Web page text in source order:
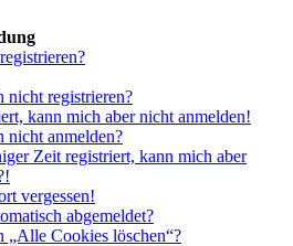
nicht registrieren?
kann mich aber nicht anmelden!
nicht anmelden?
Zeit registriert, kann mich aber
vergessen!
abgemeldet?
„Alle Cookies löschen“?